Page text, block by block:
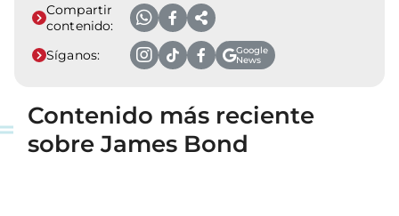
Compartir
contenido:
Síganos:
Google
News
Contenido más reciente
sobre James Bond